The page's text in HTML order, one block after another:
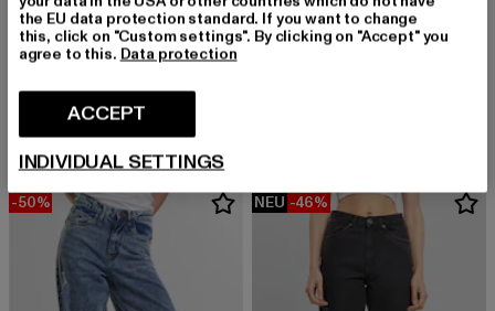
Levis S High Straight Jeans
EUR 60,00
Derzeitiger Preis: EUR 60,00
EUR 149,99
-50% NEU -46%
the EU data protection standard. If you want to change
this, click on "Custom settings". By clicking on "Accept" you
agree to this. Data protection
ACCEPT
INDIVIDUAL SETTINGS